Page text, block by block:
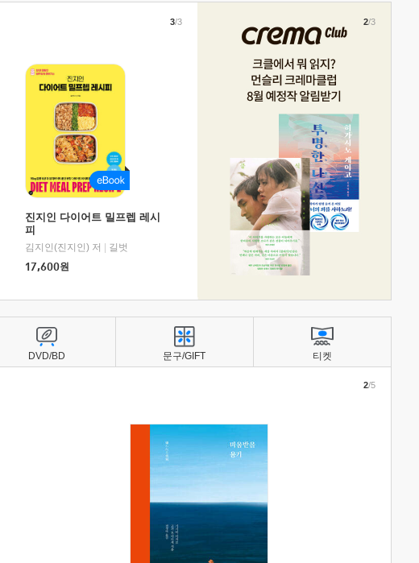
진지인 다이어트 밀프렙 레시
피
김지인(진지인) 저
길벗
17,600원
3/3 2/3
2/5
DVD/BD 문구/GIFT 티켓